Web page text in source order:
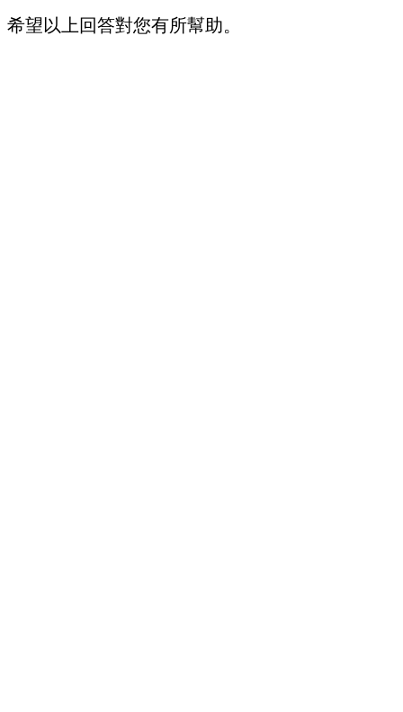
希望以上回答對您有所幫助。